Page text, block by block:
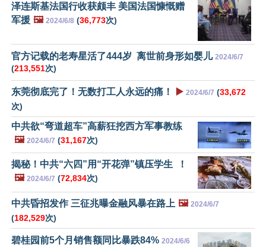
泽连斯基法国行收获颇丰 美国法国慷慨赠
军援 🖼️ 2024/6/8 (36,773次)
官方记载的老寿星活了444岁 离世前身形如婴儿 2024/6/7
(213,551次)
东莞彻底完了！无数打工人永远的痛！ ▶️ 2024/6/7 (33,672
次)
中共欲“弯道超车”高薪狂挖西方军事教练
🖼️ 2024/6/7 (31,167次)
揭秘！中共“六四”用“开花弹”镇压学生 ！
🖼️ 2024/6/7 (72,834次)
中共昏招发作 三征兆曝金融风暴在路上 🖼️ 2024/6/7
(182,529次)
碧桂园前5个月销售额同比暴跌84% 2024/6/6